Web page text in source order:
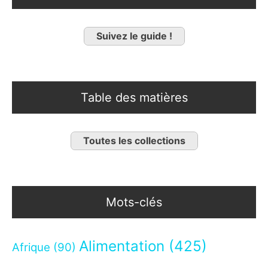
Suivez le guide !
Table des matières
Toutes les collections
Mots-clés
Afrique (90) Alimentation (425)